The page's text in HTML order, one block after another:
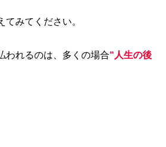
てみてください。
われるのは、多くの場合“人生の後